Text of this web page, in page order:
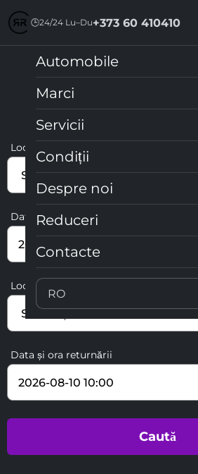
🕒24/24 Lu–Du+373 60 410410
Automobile
Marci
Servicii
Condiții
Despre noi
Reduceri
Contacte
Selectați criteriile
mașinii
Locul preluării automobilului
Data și ora comenzii
Locul returnării automobilului
Data și ora returnării